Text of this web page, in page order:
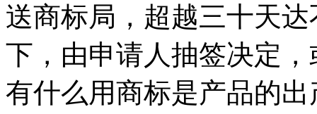
送商标局，超越三十天
下，由申请人抽签决定
有什么用商标是产品的